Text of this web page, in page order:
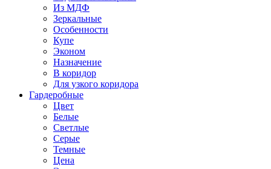
Из МДФ
Зеркальные
Особенности
Купе
Эконом
Назначение
В коридор
Для узкого коридора
Гардеробные
Цвет
Белые
Светлые
Серые
Темные
Цена